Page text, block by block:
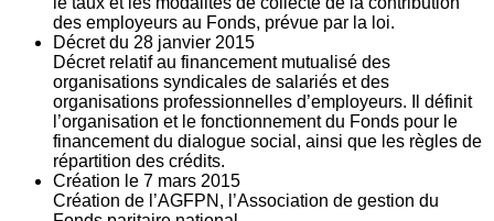
des employeurs au Fonds, prévue par la loi.
Décret du 28 janvier 2015
Décret relatif au financement mutualisé des
organisations syndicales de salariés et des
organisations professionnelles d’employeurs. Il définit
l’organisation et le fonctionnement du Fonds pour le
financement du dialogue social, ainsi que les règles de
répartition des crédits.
Création le 7 mars 2015
Création de l’AGFPN, l’Association de gestion du